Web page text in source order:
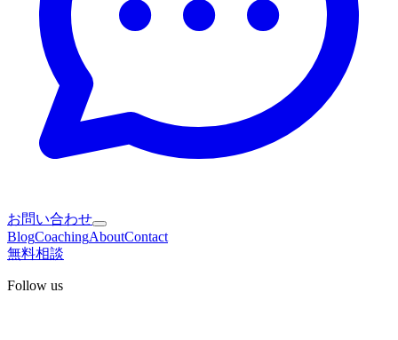
お問い合わせ
BlogCoachingAboutContact
無料相談
Follow us